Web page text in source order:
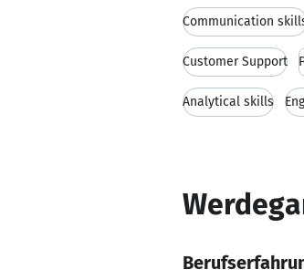
Communication
Customer Support
Analytical skills